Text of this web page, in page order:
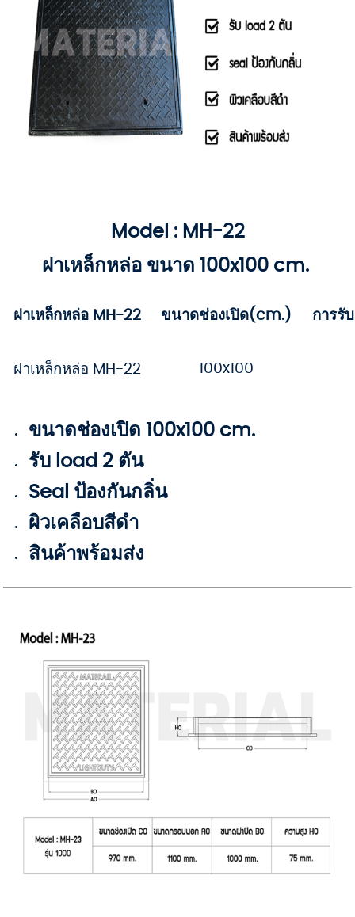
Model : MH-22
ฝาเหล็กหล่อ ขนาด 100x100 cm.
ฝาเหล็กหล่อ MH-22 ขนาดช่องเปิด(cm.) การรั
ฝาเหล็กหล่อ MH-22 100x100
ขนาดช่องเปิด 100x100 cm.
รับ load 2 ตัน
Seal ป้องกันกลิ่น
ผิวเคลือบสีดำ
สินค้าพร้อมส่ง